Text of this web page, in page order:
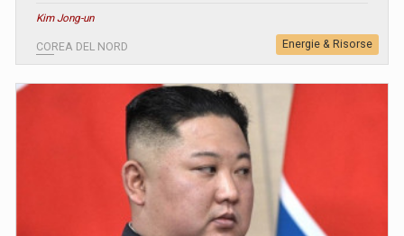
Kim Jong-un
COREA DEL NORD Energie & Risorse